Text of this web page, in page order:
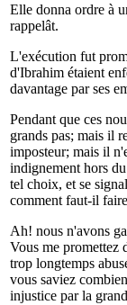
Elle donna ordre à
rappelât.
L'exécution fut
d'Ibrahim étaient
davantage par ses
Pendant que ces
grands pas; mais il
imposteur; mais il
indignement hors
tel choix, et se
comment faut-il
Ah! nous n'avons
Vous me promettez
trop longtemps
vous saviez
injustice par la